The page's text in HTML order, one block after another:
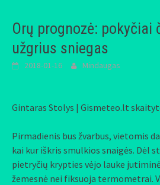
Orų prognozė: pokyčiai
užgrius sniegas
2018-01-16 Mindaugas
Gintaras Stolys | Gismeteo.lt
Pirmadienis bus žvarbus, vietomis
kai kur iškris smulkios snaigės. Dėl
pietryčių krypties vėjo lauke
žemesnė nei fiksuoja termometrai.